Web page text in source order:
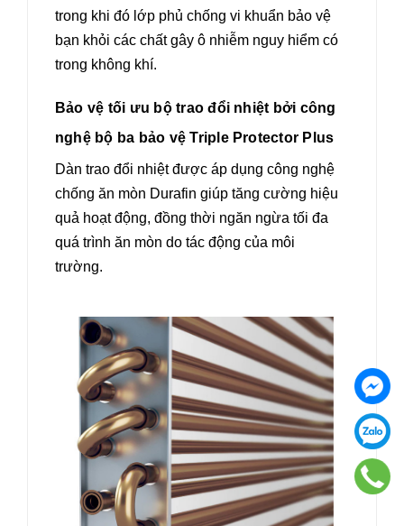
trong khi đó lớp phủ chống vi khuẩn bảo vệ
bạn khỏi các chất gây ô nhiễm nguy hiểm có
trong không khí.
Bảo vệ tối ưu bộ trao đổi nhiệt bởi công
nghệ bộ ba bảo vệ Triple Protector Plus
Dàn trao đổi nhiệt được áp dụng công nghệ
chống ăn mòn Durafin giúp tăng cường hiệu
quả hoạt động, đồng thời ngăn ngừa tối đa
quá trình ăn mòn do tác động của môi
trường.